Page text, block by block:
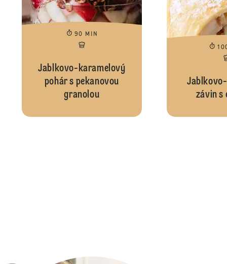
90 MIN
Jablkovo-karamelový
pohár s pekanovou
granolou
závin s